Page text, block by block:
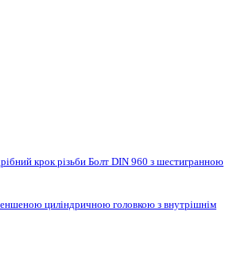
крок різьбиБолт DIN 960 з шестигранною
циліндричною головкою з внутрішнім